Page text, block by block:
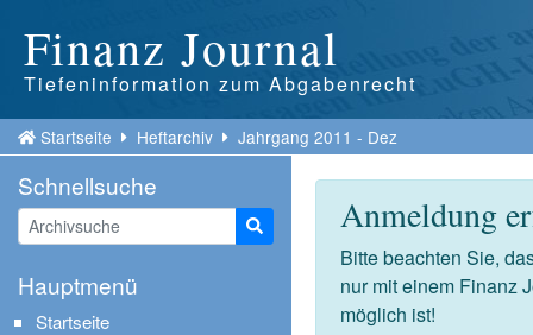
Finanz Journal
Tiefeninformation zum Abgabenrecht
Startseite Heftarchiv Jahrgang 2011 - Dez
Anmeldung
Bitte beachten Sie,
nur mit einem Finanz
möglich ist!
Schnellsuche
Suche starten
Hauptmenü
Startseite